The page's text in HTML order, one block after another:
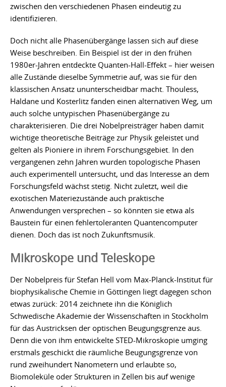
zwischen den verschiedenen Phasen eindeutig zu
identifizieren.
Doch nicht alle Phasenübergänge lassen sich auf diese
Weise beschreiben. Ein Beispiel ist der in den frühen
1980er-Jahren entdeckte Quanten-Hall-Effekt – hier weisen
alle Zustände dieselbe Symmetrie auf, was sie für den
klassischen Ansatz ununterscheidbar macht. Thouless,
Haldane und Kosterlitz fanden einen alternativen Weg, um
auch solche untypischen Phasenübergänge zu
charakterisieren. Die drei Nobelpreisträger haben damit
wichtige theoretische Beiträge zur Physik geleistet und
gelten als Pioniere in ihrem Forschungsgebiet. In den
vergangenen zehn Jahren wurden topologische Phasen
auch experimentell untersucht, und das Interesse an dem
Forschungsfeld wächst stetig. Nicht zuletzt, weil die
exotischen Materiezustände auch praktische
Anwendungen versprechen – so könnten sie etwa als
Baustein für einen fehlertoleranten Quantencomputer
dienen. Doch das ist noch Zukunftsmusik.
Mikroskope und Teleskope
Der Nobelpreis für Stefan Hell vom Max-Planck-Institut für
biophysikalische Chemie in Göttingen liegt dagegen schon
etwas zurück: 2014 zeichnete ihn die Königlich
Schwedische Akademie der Wissenschaften in Stockholm
für das Austricksen der optischen Beugungsgrenze aus.
Denn die von ihm entwickelte STED-Mikroskopie umging
erstmals geschickt die räumliche Beugungsgrenze von
rund zweihundert Nanometern und erlaubte so,
Biomoleküle oder Strukturen in Zellen bis auf wenige